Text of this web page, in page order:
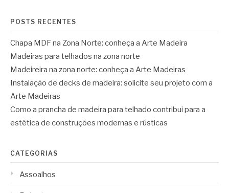
POSTS RECENTES
Chapa MDF na Zona Norte: conheça a Arte Madeira
Madeiras para telhados na zona norte
Madeireira na zona norte: conheça a Arte Madeiras
Instalação de decks de madeira: solicite seu projeto com a
Arte Madeiras
Como a prancha de madeira para telhado contribui para a
estética de construções modernas e rústicas
CATEGORIAS
Assoalhos